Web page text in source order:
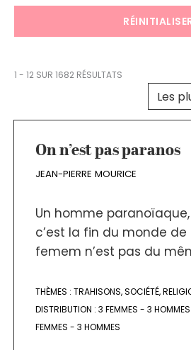
1 - 12 SUR 1682 RÉSULTATS
TRI DES
Trier
On n’est pas paranos
JEAN-PIERRE MOURICE
Un homme
c’est la fin du monde de
femem n’est pas du
THÈMES : TRAHISONS,SOCIÉTÉ,
DISTRIBUTION : 3 FEMMES - 3 HOMMES
FEMMES - 3 HOMMES